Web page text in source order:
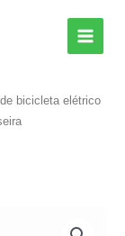
bicicleta elétrico